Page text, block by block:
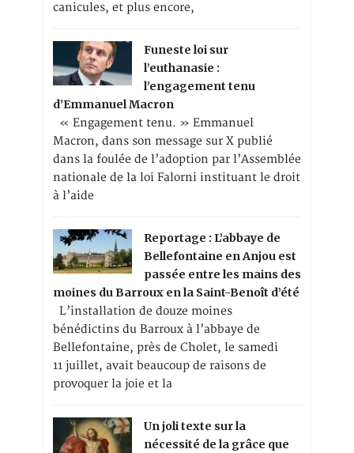
canicules, et plus encore,
Funeste loi sur
l’euthanasie :
l’engagement tenu
d’Emmanuel Macron
« Engagement tenu. » Emmanuel
Macron, dans son message sur X publié
dans la foulée de l’adoption par l’Assemblée
nationale de la loi Falorni instituant le droit
à l’aide
Reportage : L’abbaye de
Bellefontaine en Anjou est
passée entre les mains des
moines du Barroux en la Saint-Benoît d’été
L’installation de douze moines
bénédictins du Barroux à l’abbaye de
Bellefontaine, près de Cholet, le samedi
11 juillet, avait beaucoup de raisons de
provoquer la joie et la
Un joli texte sur la
nécessité de la grâce que